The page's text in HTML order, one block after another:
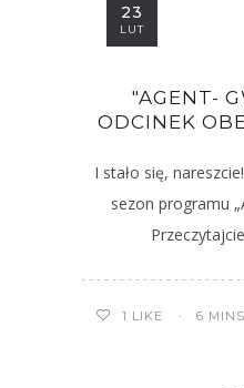
23
LUT
"AGENT-
ODCINEK
I stało się,
sezon programu
1 LIKE 6